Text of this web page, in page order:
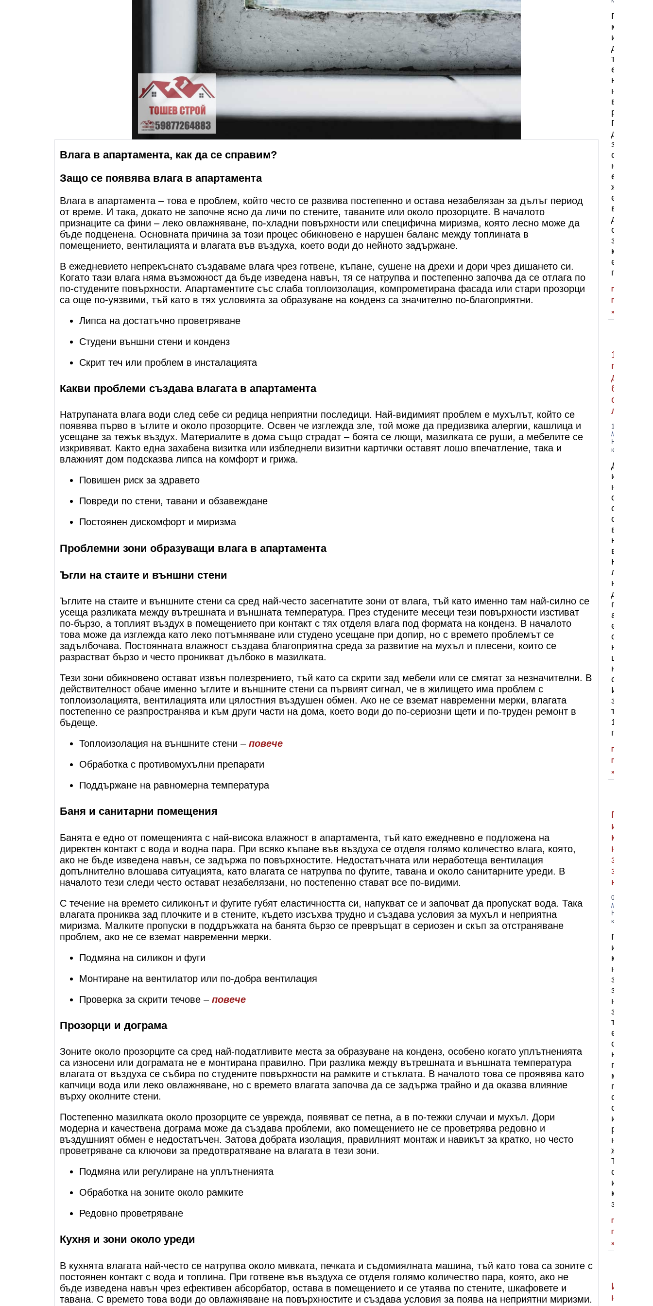
Влага в апартамента, как да се справим?
Защо се появява влага в апартамента
Влага в апартамента – това е проблем, който често се развива постепенно и остава незабелязан за дълъг период
от време. И така, докато не започне ясно да личи по стените, таваните или около прозорците. В началото
признаците са фини – леко овлажняване, по-хладни повърхности или специфична миризма, която лесно може да
бъде подценена. Основната причина за този процес обикновено е нарушен баланс между топлината в
помещението, вентилацията и влагата във въздуха, което води до нейното задържане.
В ежедневието непрекъснато създаваме влага чрез готвене, къпане, сушене на дрехи и дори чрез дишането си.
Когато тази влага няма възможност да бъде изведена навън, тя се натрупва и постепенно започва да се отлага по
по-студените повърхности. Апартаментите със слаба топлоизолация, компрометирана фасада или стари прозорци
са още по-уязвими, тъй като в тях условията за образуване на конденз са значително по-благоприятни.
Липса на достатъчно проветряване
Студени външни стени и конденз
Скрит теч или проблем в инсталацията
Какви проблеми създава влагата в апартамента
Натрупаната влага води след себе си редица неприятни последици. Най-видимият проблем е мухълът, който се
появява първо в ъглите и около прозорците. Освен че изглежда зле, той може да предизвика алергии, кашлица и
усещане за тежък въздух. Материалите в дома също страдат – боята се лющи, мазилката се руши, а мебелите се
изкривяват. Както една захабена визитка или избледнели визитни картички оставят лошо впечатление, така и
влажният дом подсказва липса на комфорт и грижа.
Повишен риск за здравето
Повреди по стени, тавани и обзавеждане
Постоянен дискомфорт и миризма
Проблемни зони образуващи влага в апартамента
Ъгли на стаите и външни стени
Ъглите на стаите и външните стени са сред най-често засегнатите зони от влага, тъй като именно там най-силно се
усеща разликата между вътрешната и външната температура. През студените месеци тези повърхности изстиват
по-бързо, а топлият въздух в помещението при контакт с тях отделя влага под формата на конденз. В началото
това може да изглежда като леко потъмняване или студено усещане при допир, но с времето проблемът се
задълбочава. Постоянната влажност създава благоприятна среда за развитие на мухъл и плесени, които се
разрастват бързо и често проникват дълбоко в мазилката.
Тези зони обикновено остават извън полезрението, тъй като са скрити зад мебели или се смятат за незначителни. В
действителност обаче именно ъглите и външните стени са първият сигнал, че в жилището има проблем с
топлоизолацията, вентилацията или цялостния въздушен обмен. Ако не се вземат навременни мерки, влагата
постепенно се разпространява и към други части на дома, което води до по-сериозни щети и по-труден ремонт в
бъдеще.
Топлоизолация на външните стени – повече
Обработка с противомухълни препарати
Поддържане на равномерна температура
Баня и санитарни помещения
Банята е едно от помещенията с най-висока влажност в апартамента, тъй като ежедневно е подложена на
директен контакт с вода и водна пара. При всяко къпане във въздуха се отделя голямо количество влага, която,
ако не бъде изведена навън, се задържа по повърхностите. Недостатъчната или неработеща вентилация
допълнително влошава ситуацията, като влагата се натрупва по фугите, тавана и около санитарните уреди. В
началото тези следи често остават незабелязани, но постепенно стават все по-видими.
С течение на времето силиконът и фугите губят еластичността си, напукват се и започват да пропускат вода. Така
влагата прониква зад плочките и в стените, където изсъхва трудно и създава условия за мухъл и неприятна
миризма. Малките пропуски в поддръжката на банята бързо се превръщат в сериозен и скъп за отстраняване
проблем, ако не се вземат навременни мерки.
Подмяна на силикон и фуги
Монтиране на вентилатор или по-добра вентилация
Проверка за скрити течове – повече
Прозорци и дограма
Зоните около прозорците са сред най-податливите места за образуване на конденз, особено когато уплътненията
са износени или дограмата не е монтирана правилно. При разлика между вътрешната и външната температура
влагата от въздуха се събира по студените повърхности на рамките и стъклата. В началото това се проявява като
капчици вода или леко овлажняване, но с времето влагата започва да се задържа трайно и да оказва влияние
върху околните стени.
Постепенно мазилката около прозорците се уврежда, появяват се петна, а в по-тежки случаи и мухъл. Дори
модерна и качествена дограма може да създава проблеми, ако помещението не се проветрява редовно и
въздушният обмен е недостатъчен. Затова добрата изолация, правилният монтаж и навикът за кратко, но често
проветряване са ключови за предотвратяване на влагата в тези зони.
Подмяна или регулиране на уплътненията
Обработка на зоните около рамките
Редовно проветряване
Кухня и зони около уреди
В кухнята влагата най-често се натрупва около мивката, печката и съдомиялната машина, тъй като това са зоните с
постоянен контакт с вода и топлина. При готвене във въздуха се отделя голямо количество пара, която, ако не
бъде изведена навън чрез ефективен абсорбатор, остава в помещението и се утаява по стените, шкафовете и
тавана. С времето това води до овлажняване на повърхностите и създава условия за поява на неприятни миризми.
къртене
и
това
е
началото
на
всеки
ремонт.
Преди
да
започне
на
едно
жилище,
е
важно
да
се
знае
какъв
е
ПРОЧЕТЕТЕ
ПОВЕЧЕ
»
10
причини
да
с
латекс
14.07.2026
Няма
коментари
Домът
има
нужда
от
от
време
на
време.
Най-
лесният
начин
да
променим
е
с
нов
цвят
на
стените.
Именно
затова
темата
10
причини
ПРОЧЕТЕТЕ
ПОВЕЧЕ
»
и
какво
не
знаем
за
него?
06.07.2026
Няма
коментари
и
какво
не
знаем
за
него,
защото
той
е
сред
най-
при
и
ремонта
на
жилища.
Той
се
използва
както
за
ПРОЧЕТЕТЕ
ПОВЕЧЕ
»
на